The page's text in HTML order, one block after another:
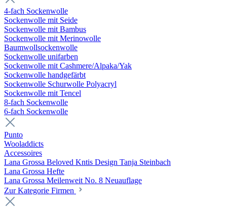
4-fach Sockenwolle
Sockenwolle mit Seide
Sockenwolle mit Bambus
Sockenwolle mit Merinowolle
Baumwollsockenwolle
Sockenwolle unifarben
Sockenwolle mit Cashmere/Alpaka/Yak
Sockenwolle handgefärbt
Sockenwolle Schurwolle Polyacryl
Sockenwolle mit Tencel
8-fach Sockenwolle
6-fach Sockenwolle
Punto
Wooladdicts
Accessoires
Lana Grossa Beloved Kntis Design Tanja Steinbach
Lana Grossa Hefte
Lana Grossa Meilenweit No. 8 Neuauflage
Zur Kategorie Firmen